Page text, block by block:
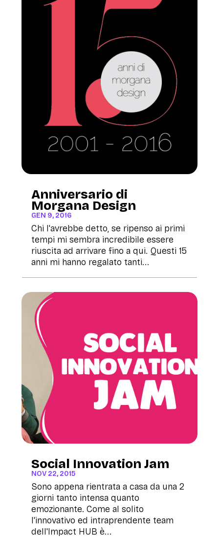
Anniversario di
Morgana Design
GEN 9, 2016
Chi l'avrebbe detto, se ripenso ai primi
tempi mi sembra incredibile essere
riuscita ad arrivare fino a qui. Questi 15
anni mi hanno regalato tanti...
Social Innovation Jam
NOV 22, 2015
Sono appena rientrata a casa da una 2
giorni tanto intensa quanto
emozionante. Come al solito
l'innovativo ed intraprendente team
dell'Impact HUB è...